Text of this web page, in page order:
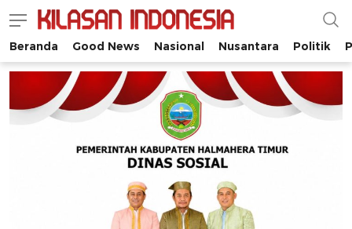
Kilasan Indonesia
Satu-satunya di Indonesia
Beranda Good News Nasional Nusantara Politik